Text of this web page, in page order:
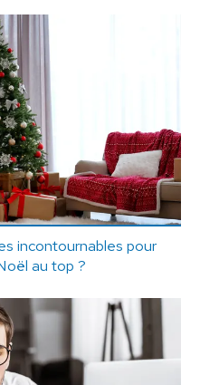
incontournables pour
au top ?